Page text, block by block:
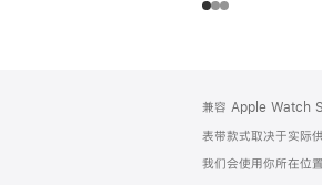
页
页
脚
注
兼容 Apple Watch
表带款式取决于实际供
我们会使用你所在位